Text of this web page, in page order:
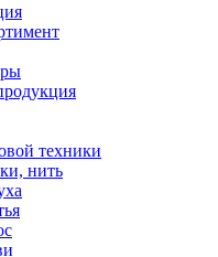
техники
нить